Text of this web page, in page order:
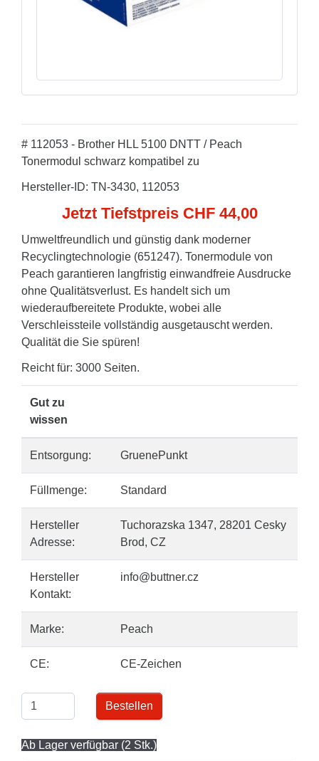
# 112053 - Brother HLL 5100 DNTT / Peach
Tonermodul schwarz kompatibel zu
Hersteller-ID: TN-3430, 112053
Jetzt Tiefstpreis CHF 44,00
Umweltfreundlich und günstig dank moderner
Recyclingtechnologie (651247). Tonermodule von
Peach garantieren langfristig einwandfreie Ausdrucke
ohne Qualitätsverlust. Es handelt sich um
wiederaufbereitete Produkte, wobei alle
Verschleissteile vollständig ausgetauscht werden.
Qualität die Sie spüren!
Reicht für: 3000 Seiten.
Gut zu
wissen
Entsorgung: GruenePunkt
Füllmenge: Standard
Hersteller
Adresse:
Tuchorazska 1347, 28201 Cesky
Brod, CZ
Hersteller
Kontakt:
info@buttner.cz
Marke: Peach
CE: CE-Zeichen
Bestellen
Ab Lager verfügbar (2 Stk.)